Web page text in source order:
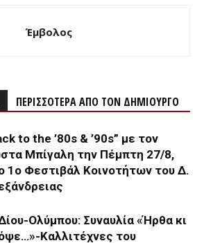
Έμβολος
ΠΕΡΙΣΣΟΤΕΡΑ ΑΠΟ ΤΟΝ ΔΗΜΙΟΥΡΓΟ
to the ’80s & ’90s” με τον
Μπίγαλη την Πέμπτη 27/8,
1ο Φεστιβάλ Κοινοτήτων του Δ.
Ολύμπου: Συναυλία «Ήρθα κι
Καλλιτέχνες του